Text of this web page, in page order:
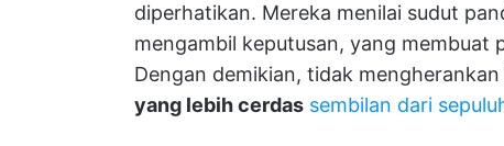
diperhatikan. Mereka menilai sudut
mengambil keputusan, yang membuat
Dengan demikian, tidak
yang lebih cerdas sembilan dari